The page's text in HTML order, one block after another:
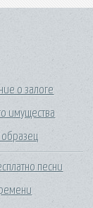
о залоге
имущества
образец
песни